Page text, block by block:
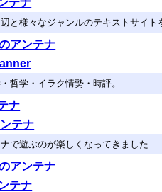
テナ
と様々なジャンルのテキストサイト
アンテナ
哲学・イラク情勢・時評。
ナ
テナ
で遊ぶのが楽しくなってきました
アンテナ
テナ